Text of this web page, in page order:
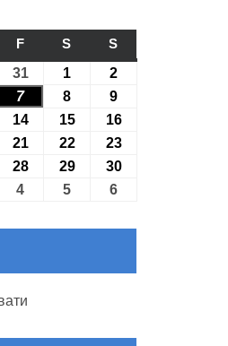
FП’ЯТНИЦЯ
S СУБОТА
S
3131.07.2026
1 01.08.2026
2
707.08.2026
8 08.08.2026
9
1414.08.2026
1515.08.2026
1616.08.2026
2121.08.2026
2222.08.2026
2323.08.2026
2828.08.2026
2929.08.2026
3030.08.2026
4 04.09.2026
5 05.09.2026
6